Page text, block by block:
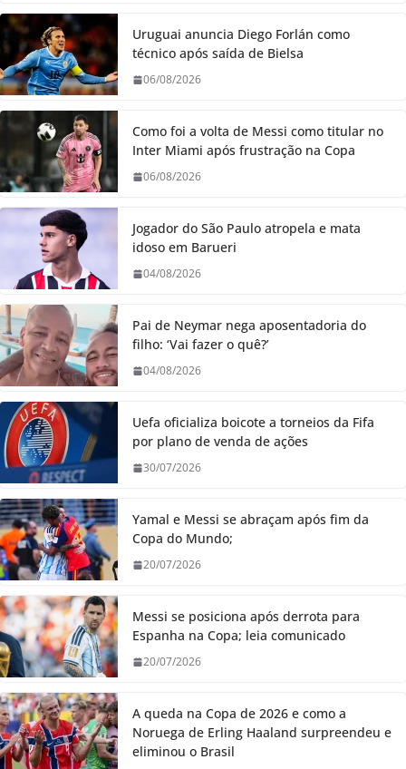
Uruguai anuncia Diego Forlán como
técnico após saída de Bielsa
06/08/2026
Como foi a volta de Messi como titular no
Inter Miami após frustração na Copa
06/08/2026
Jogador do São Paulo atropela e mata
idoso em Barueri
04/08/2026
Pai de Neymar nega aposentadoria do
filho: ‘Vai fazer o quê?’
04/08/2026
Uefa oficializa boicote a torneios da Fifa
por plano de venda de ações
30/07/2026
Yamal e Messi se abraçam após fim da
Copa do Mundo;
20/07/2026
Messi se posiciona após derrota para
Espanha na Copa; leia comunicado
20/07/2026
A queda na Copa de 2026 e como a
Noruega de Erling Haaland surpreendeu e
eliminou o Brasil